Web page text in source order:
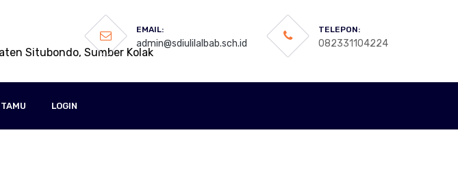
Situbondo, Sumber Kolak
EMAIL:
admin@sdiulilalbab.sch.id
TELEPON:
082331104224
LOGIN